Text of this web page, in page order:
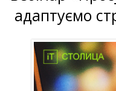
адаптуємо